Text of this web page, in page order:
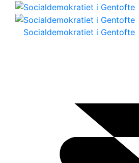
Socialdemokratiet i Gentofte